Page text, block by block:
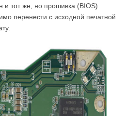
и тот же, но прошивка (BIOS)
перенести с исходной печатной